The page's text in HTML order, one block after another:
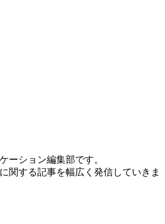
ーション編集部です。
関する記事を幅広く発信していきま